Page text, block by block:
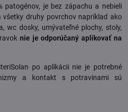
patogénov, je bez zápachu a nebieli
všetky druhy povrchov napríklad ako
wc dosky, umývateľné plochy, stoly,
nie je odporúčaný aplikovať na
po aplikácii nie je potrebné
a kontakt s potravinami sú